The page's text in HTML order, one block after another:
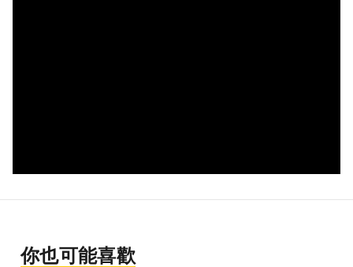
你也可能喜歡